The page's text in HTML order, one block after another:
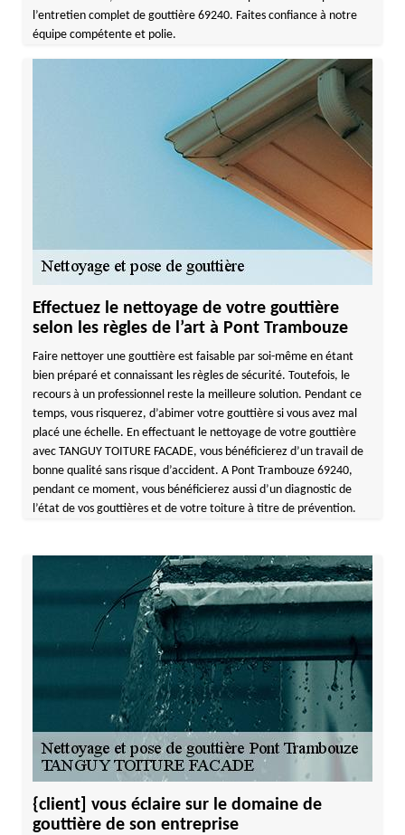
l’entretien complet de gouttière 69240. Faites confiance à notre
équipe compétente et polie.
Effectuez le nettoyage de votre gouttière
selon les règles de l’art à Pont Trambouze
Faire nettoyer une gouttière est faisable par soi-même en étant
bien préparé et connaissant les règles de sécurité. Toutefois, le
recours à un professionnel reste la meilleure solution. Pendant ce
temps, vous risquerez, d’abimer votre gouttière si vous avez mal
placé une échelle. En effectuant le nettoyage de votre gouttière
avec TANGUY TOITURE FACADE, vous bénéficierez d’un travail de
bonne qualité sans risque d’accident. A Pont Trambouze 69240,
pendant ce moment, vous bénéficierez aussi d’un diagnostic de
l’état de vos gouttières et de votre toiture à titre de prévention.
{client] vous éclaire sur le domaine de
gouttière de son entreprise